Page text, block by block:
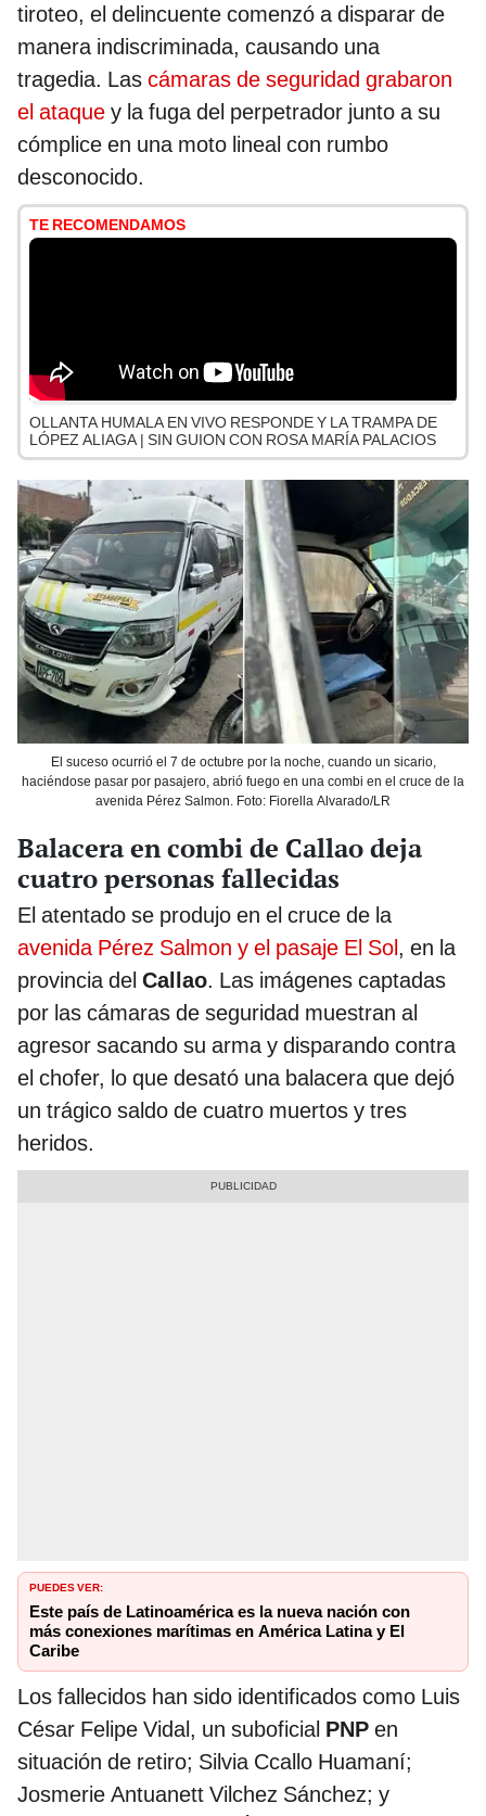
tiroteo, el delincuente comenzó a disparar de
manera indiscriminada, causando una
tragedia. Las cámaras de seguridad grabaron
el ataque y la fuga del perpetrador junto a su
cómplice en una moto lineal con rumbo
desconocido.
TE RECOMENDAMOS
OLLANTA HUMALA EN VIVO RESPONDE Y LA TRAMPA DE
LÓPEZ ALIAGA | SIN GUION CON ROSA MARÍA PALACIOS
El suceso ocurrió el 7 de octubre por la noche, cuando un sicario,
haciéndose pasar por pasajero, abrió fuego en una combi en el cruce de la
avenida Pérez Salmon. Foto: Fiorella Alvarado/LR
Balacera en combi de Callao deja
cuatro personas fallecidas
El atentado se produjo en el cruce de la
avenida Pérez Salmon y el pasaje El Sol, en la
provincia del Callao. Las imágenes captadas
por las cámaras de seguridad muestran al
agresor sacando su arma y disparando contra
el chofer, lo que desató una balacera que dejó
un trágico saldo de cuatro muertos y tres
heridos.
PUEDES VER:
Este país de Latinoamérica es la nueva nación con
más conexiones marítimas en América Latina y El
Caribe
Los fallecidos han sido identificados como Luis
César Felipe Vidal, un suboficial PNP en
situación de retiro; Silvia Ccallo Huamaní;
Josmerie Antuanett Vilchez Sánchez; y